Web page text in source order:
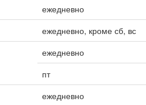
ежедневно
ежедневно, кроме сб, вс
ежедневно
пт
ежедневно